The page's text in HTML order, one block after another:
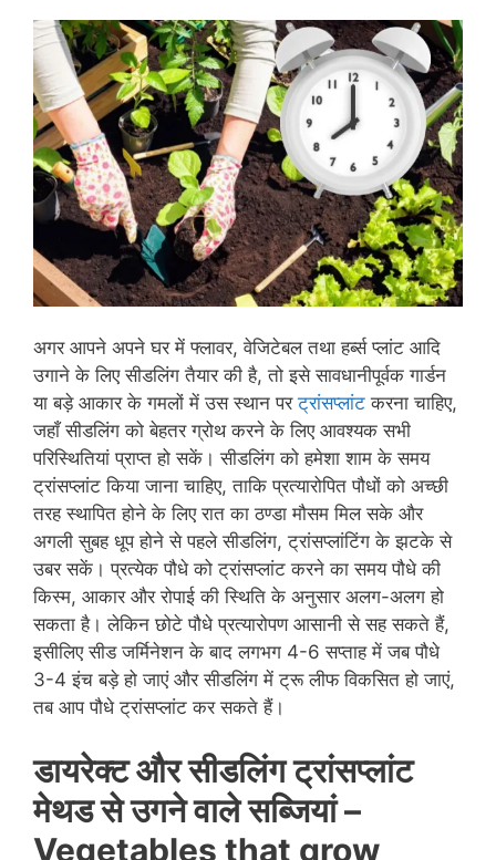
अगर आपने अपने घर में फ्लावर, वेजिटेबल तथा हर्ब्स प्लांट आदि
उगाने के लिए सीडलिंग तैयार की है, तो इसे सावधानीपूर्वक गार्डन
या बड़े आकार के गमलों में उस स्थान परट्रांसप्लांट करना चाहिए,
जहाँ सीडलिंग को बेहतर ग्रोथ करने के लिए आवश्यक सभी
परिस्थितियां प्राप्त हो सकें। सीडलिंग को हमेशा शाम के समय
ट्रांसप्लांट किया जाना चाहिए, ताकि प्रत्यारोपित पौधों को अच्छी
तरह स्थापित होने के लिए रात का ठण्डा मौसम मिल सके और
अगली सुबह धूप होने से पहले सीडलिंग, ट्रांसप्लांटिंग के झटके से
उबर सकें। प्रत्येक पौधे को ट्रांसप्लांट करने का समय पौधे की
किस्म, आकार और रोपाई की स्थिति के अनुसार अलग-अलग हो
सकता है। लेकिन छोटे पौधे प्रत्यारोपण आसानी से सह सकते हैं,
इसीलिए सीड जर्मिनेशन के बाद लगभग 4-6 सप्ताह में जब पौधे
3-4 इंच बड़े हो जाएं और सीडलिंग में ट्रू लीफ विकसित हो जाएं,
तब आप पौधे ट्रांसप्लांट कर सकते हैं।
डायरेक्ट और सीडलिंग ट्रांसप्लांट
मेथड से उगने वाले सब्जियां –
Vegetables that grow